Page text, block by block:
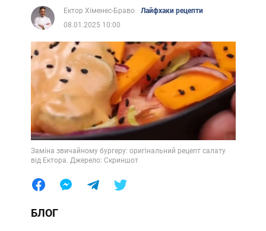
Ектор Хіменес-Браво
Лайфхаки рецепти
08.01.2025 10:00
Заміна звичайному бургеру: оригінальний рецепт салату
від Ектора. Джерело: Скриншот
БЛОГ